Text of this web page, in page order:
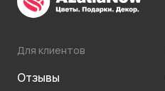
Для клиентов
Отзывы